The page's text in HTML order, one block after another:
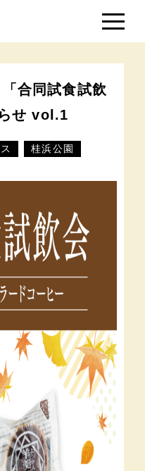
合同試食試飲
せ vol.1
桂浜公園